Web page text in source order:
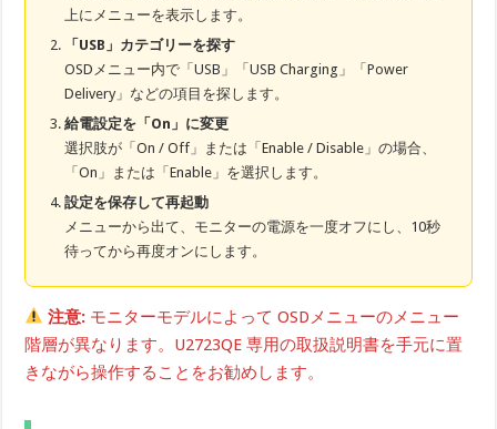
上にメニューを表示します。
「USB」カテゴリーを探す
OSDメニュー内で「USB」「USB Charging」「Power
Delivery」などの項目を探します。
給電設定を「On」に変更
選択肢が「On / Off」または「Enable / Disable」の場合、
「On」または「Enable」を選択します。
設定を保存して再起動
メニューから出て、モニターの電源を一度オフにし、10秒
待ってから再度オンにします。
注意: モニターモデルによって OSDメニューのメニュー
階層が異なります。U2723QE 専用の取扱説明書を手元に置
きながら操作することをお勧めします。